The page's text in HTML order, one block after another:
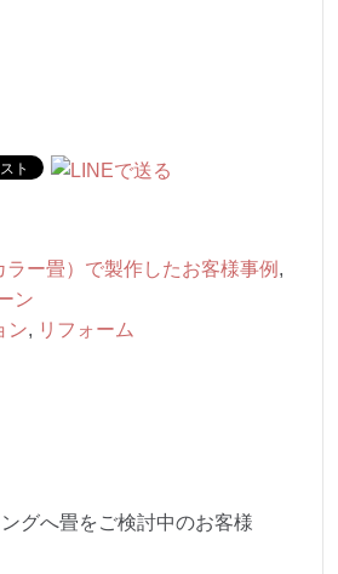
ー畳）で製作したお客様事例 ,
ン
ン, リフォーム
グへ畳をご検討中のお客様